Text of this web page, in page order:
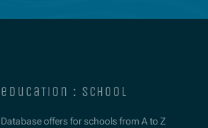
education : school
Database offers for schools from A to Z